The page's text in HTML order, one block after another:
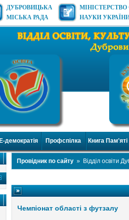
ДУБРОВИЦЬКА
МІСЬКА РАДА
МІНІСТЕРСТВО
НАУКИ
Е-демократія Профспілка Книга Пам'яті
Провідник по сайту » Відділ освіти
Чемпіонат області з футзалу